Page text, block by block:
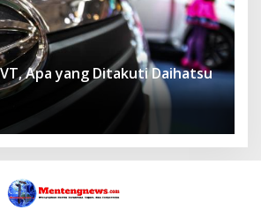
Apa yang Ditakuti Daihatsu